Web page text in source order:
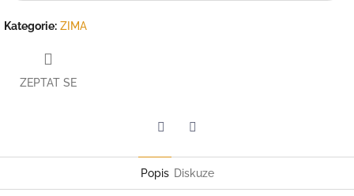
Kategorie: ZIMA
ZEPTAT SE
Popis Diskuze